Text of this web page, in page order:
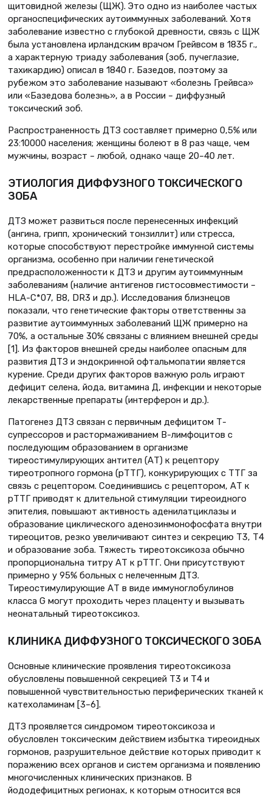
щитовидной железы (ЩЖ). Это одно из наиболее частых
органоспецифических аутоиммунных заболеваний. Хотя
заболевание известно с глубокой древности, связь с ЩЖ
была установлена ирландским врачом Грейвсом в 1835 г.,
а характерную триаду заболевания (зоб, пучеглазие,
тахикардию) описал в 1840 г. Базедов, поэтому за
рубежом это заболевание называют «болезнь Грейвса»
или «Базедова болезнь», а в России – диффузный
токсический зоб.
Распространенность ДТЗ составляет примерно 0,5% или
23:10000 населения; женщины болеют в 8 раз чаще, чем
мужчины, возраст – любой, однако чаще 20–40 лет.
ЭТИОЛОГИЯ ДИФФУЗНОГО ТОКСИЧЕСКОГО
ЗОБА
ДТЗ может развиться после перенесенных инфекций
(ангина, грипп, хронический тонзиллит) или стресса,
которые способствуют перестройке иммунной системы
организма, особенно при наличии генетической
предрасположенности к ДТЗ и другим аутоиммунным
заболеваниям (наличие антигенов гистосовместимости –
HLA-С*07, B8, DR3 и др.). Исследования близнецов
показали, что генетические факторы ответственны за
развитие аутоиммунных заболеваний ЩЖ примерно на
70%, а остальные 30% связаны с влиянием внешней среды
[1]. Из факторов внешней среды наиболее опасным для
развития ДТЗ и эндокринной офтальмопатии является
курение. Среди других факторов важную роль играют
дефицит селена, йода, витамина Д, инфекции и некоторые
лекарственные препараты (интерферон и др.).
Патогенез ДТЗ связан с первичным дефицитом Т-
супрессоров и растормаживанием В-лимфоцитов с
последующим образованием в организме
тиреостимулирующих антител (АТ) к рецептору
тиреотропного гормона (рТТГ), конкурирующих с ТТГ за
связь с рецептором. Соединившись с рецептором, АТ к
рТТГ приводят к длительной стимуляции тиреоидного
эпителия, повышают активность аденилатцик­лазы и
образование циклического аденозинмонофосфата внутри
тиреоцитов, резко увеличивают синтез и секрецию Т3, Т4
и образование зоба. Тяжесть тиреотоксикоза обычно
пропорциональна титру АТ к рТТГ. Они присутствуют
примерно у 95% больных с нелеченным ДТЗ.
Тиреостимулирующие АТ в виде иммуноглобулинов
класса G могут проходить через плаценту и вызывать
неонатальный тиреотоксикоз.
КЛИНИКА ДИФФУЗНОГО ТОКСИЧЕСКОГО ЗОБА
Основные клинические проявления тиреотоксикоза
обусловлены повышенной секрецией Т3 и Т4 и
повышенной чувствительностью периферических тканей к
катехоламинам [3–6].
ДТЗ проявляется синдромом тиреотоксикоза и
обусловлен токсическим действием избытка тиреоидных
гормонов, разрушительное действие которых приводит к
поражению всех органов и систем организма и появлению
многочисленных клинических признаков. В
йододефицитных регионах, к которым относится вся